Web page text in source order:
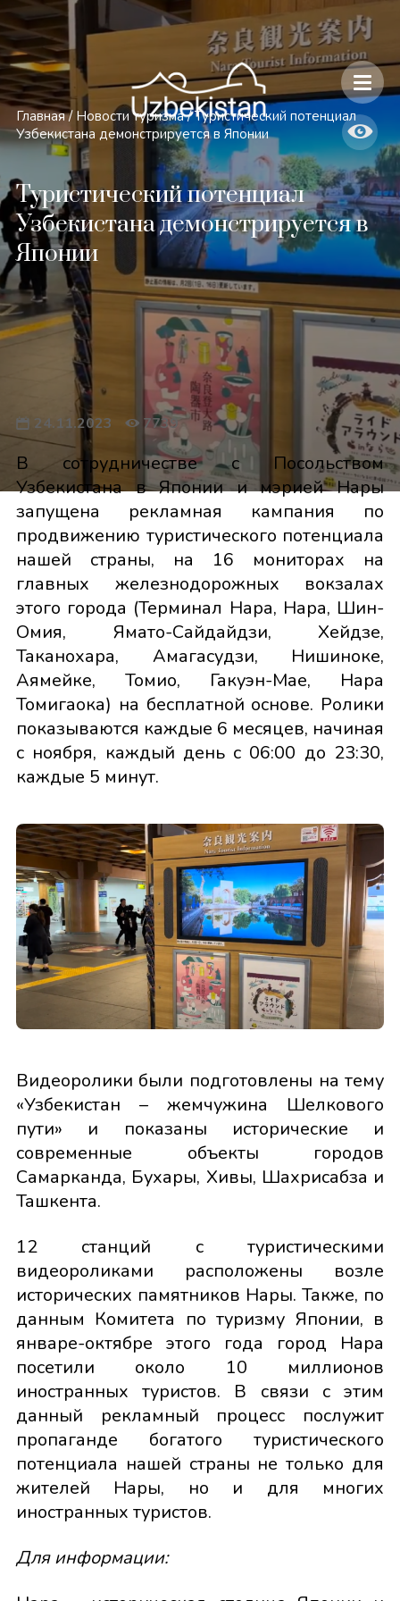
Безопасность и особенности путешествий по Узбекистану
Главная / Новости туризма / Туристический потенциал
Узбекистана демонстрируется в Японии
Туристический потенциал
Узбекистана демонстрируется в
Японии
24.11.2023 7739
В сотрудничестве с Посольством
Узбекистана в Японии и мэрией Нары
запущена рекламная кампания по
продвижению туристического потенциала
нашей страны, на 16 мониторах на
главных железнодорожных вокзалах
этого города (Терминал Нара, Нара, Шин-
Омия, Ямато-Сайдайдзи, Хейдзе,
Таканохара, Амагасудзи, Нишиноке,
Аямейке, Томио, Гакуэн-Мае, Нара
Томигаока) на бесплатной основе. Ролики
показываются каждые 6 месяцев, начиная
с ноября, каждый день с 06:00 до 23:30,
каждые 5 минут.
Видеоролики были подготовлены на тему
«Узбекистан – жемчужина Шелкового
пути» и показаны исторические и
современные объекты городов
Самарканда, Бухары, Хивы, Шахрисабза и
Ташкента.
12 станций с туристическими
видеороликами расположены возле
исторических памятников Нары. Также, по
данным Комитета по туризму Японии, в
январе-октябре этого года город Нара
посетили около 10 миллионов
иностранных туристов. В связи с этим
данный рекламный процесс послужит
пропаганде богатого туристического
потенциала нашей страны не только для
жителей Нары, но и для многих
иностранных туристов.
Для информации: